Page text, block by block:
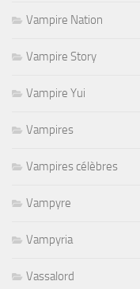
Vampire Nation
Vampire Story
Vampire Yui
Vampires
Vampires célèbres
Vampyre
Vampyria
Vassalord